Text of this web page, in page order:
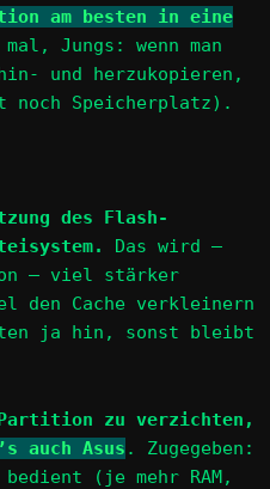
am besten in eine
Jungs: wenn man
und herzukopieren,
noch Speicherplatz).
des Flash-
Das wird –
– viel stärker
den Cache verkleinern
ja hin, sonst bleibt
Partition zu verzichten,
auch Asus . Zugegeben:
(je mehr RAM,